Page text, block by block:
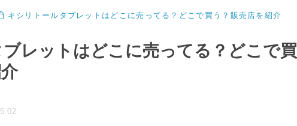
キシリトールタブレットはどこに売ってる？どこで買う？販売店を紹介
レットはどこに売ってる？どこで買